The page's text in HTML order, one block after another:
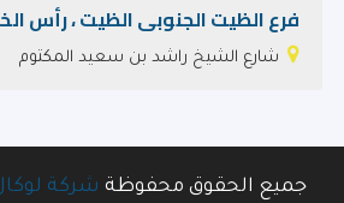
فرع الظيت الجنوبى الظيت ، رأس
شارع الشيخ راشد بن سعيد المكتوم
جميع الحقوق محفوظة شركة